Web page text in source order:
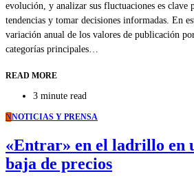
evolución, y analizar sus fluctuaciones es clave
tendencias y tomar decisiones informadas. En
variación anual de los valores de publicación
categorías principales…
READ MORE
3 minute read
NNOTICIAS Y PRENSA
«Entrar» en el ladrillo en
baja de precios